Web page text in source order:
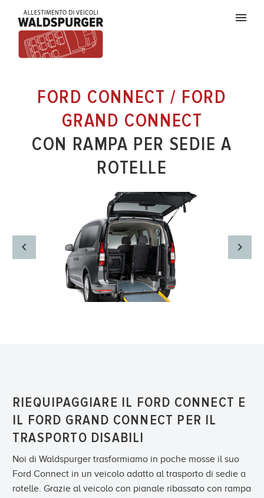
FORD CONNECT / FORD
GRAND CONNECT
CON RAMPA PER SEDIE A
ROTELLE
RIEQUIPAGGIARE IL FORD CONNECT E
IL FORD GRAND CONNECT PER IL
TRASPORTO DISABILI
Noi di Waldspurger trasformiamo in poche mosse il suo
Ford Connect in un veicolo adatto al trasporto di sedie a
rotelle. Grazie al veicolo con pianale ribassato con rampa